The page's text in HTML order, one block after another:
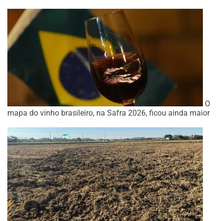
O
mapa do vinho brasileiro, na Safra 2026, ficou ainda maior